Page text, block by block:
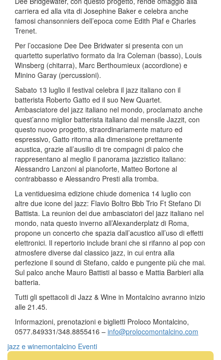
carriera ed alla vita di Josephine Baker e celebra anche
famosi chansonniers dell’epoca come Edith Piaf e Charles
Trenet.
Per l’occasione Dee Dee Bridwater si presenta con un
quartetto superlativo formato da Ira Coleman (basso), Louis
Winsberg (chitarra), Marc Berthoumieux (accordione) e
Minino Garay (percussioni).
Sabato 13 luglio il festival celebra il jazz italiano con il
batterista Roberto Gatto ed il suo New Quartet.
Ambasciatore del jazz italiano nel mondo, proclamato anche
quest’anno miglior batterista italiano dal mensile Jazzit, con
questo nuovo progetto, straordinariamente maturo ed
espressivo, Gatto ritorna alla dimensione prettamente
acustica, grazie all’ausilio di tre compagni di palco che
rappresentano al meglio il panorama jazzistico italiano:
Alessandro Lanzoni al pianoforte, Matteo Bortone al
contrabbasso e Alessandro Presti alla tromba.
La ventiduesima edizione chiude domenica 14 luglio con
altre due icone del jazz: Flavio Boltro Bbb Trio Ft Stefano Di
Battista. La reunion dei due ambasciatori del jazz italiano nel
mondo, nata questo inverno all’Alexanderplatz di Roma,
propone un concerto che spazia dall’acustico all’uso di effetti
elettronici. Il repertorio include brani che si rifanno al pop con
atmosfere diverse dal classico jazz, in cui entra alla
perfezione il sound di Stefano, caldo e pungente più che mai.
Sul palco anche Mauro Battisti al basso e Mattia Barbieri alla
batteria.
Tutti gli spettacoli di Jazz & Wine in Montalcino avranno inizio
alle 21.45.
Informazioni, prenotazioni e biglietti Proloco Montalcino,
0577.849331/348.8855416 – info@prolocomontalcino.com
jazz e winemontalcino Eventi